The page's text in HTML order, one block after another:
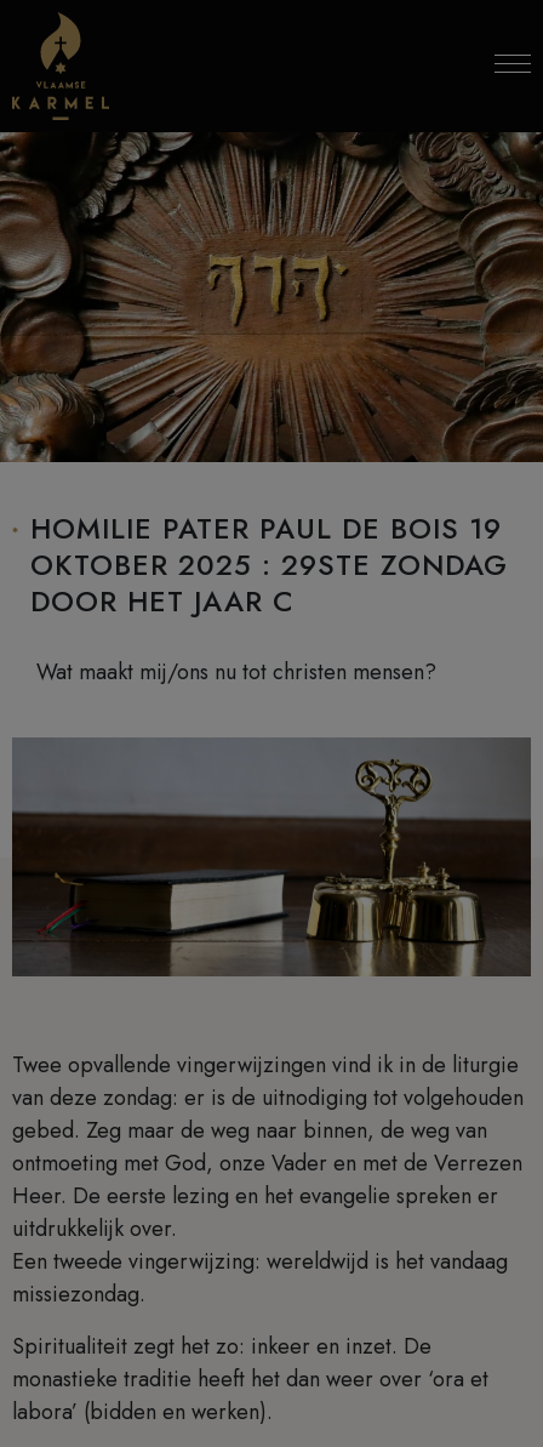
Skip to content
HOMILIE PATER PAUL DE BOIS 19
OKTOBER 2025 : 29STE ZONDAG
DOOR HET JAAR C
Wat maakt mij/ons nu tot christen mensen?
Twee opvallende vingerwijzingen vind ik in de liturgie
van deze zondag: er is de uitnodiging tot volgehouden
gebed. Zeg maar de weg naar binnen, de weg van
ontmoeting met God, onze Vader en met de Verrezen
Heer. De eerste lezing en het evangelie spreken er
uitdrukkelijk over.
Een tweede vingerwijzing: wereldwijd is het vandaag
missiezondag.
Spiritualiteit zegt het zo: inkeer en inzet. De
monastieke traditie heeft het dan weer over ‘ora et
labora’ (bidden en werken).